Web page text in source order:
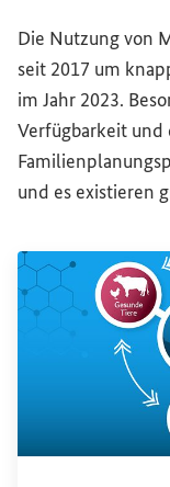
Die Nutzung von
seit 2017 um
im Jahr 2023.
Verfügbarkeit und
und es existieren